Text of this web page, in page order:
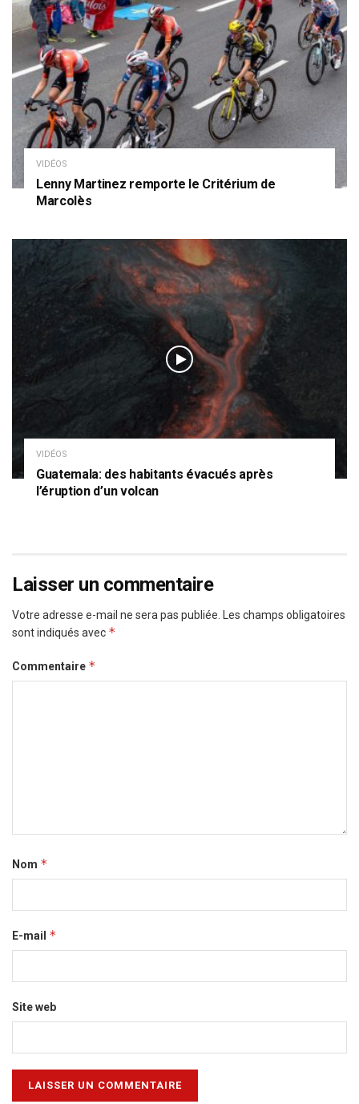
VIDÉOS
Lenny Martinez remporte le Critérium de
Marcolès
VIDÉOS
Guatemala: des habitants évacués après
l’éruption d’un volcan
Laisser un commentaire
Votre adresse e-mail ne sera pas publiée.
Les champs obligatoires
sont indiqués avec *
Commentaire *
Nom *
E-mail *
Site web